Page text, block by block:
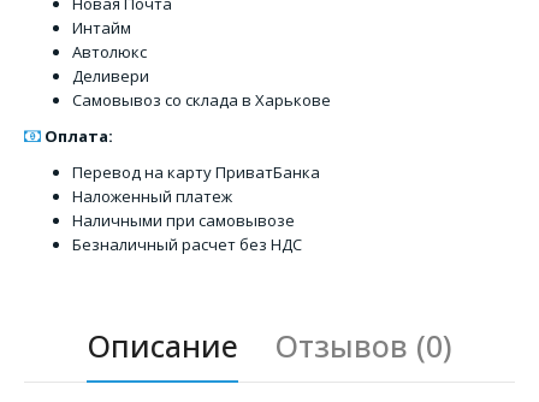
Интайм
Автолюкс
Деливери
Самовывоз со склада в Харькове
Оплата:
Перевод на карту ПриватБанка
Наложенный платеж
Наличными при самовывозе
Безналичный расчет без НДС
Описание Отзывов (0)